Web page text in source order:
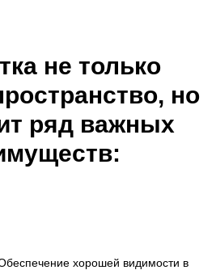
не только
но
ряд важных
хорошей видимости в